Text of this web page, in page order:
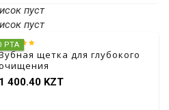
пуст
пуст
РТА
щетка для глубокого
1 400.40 KZT